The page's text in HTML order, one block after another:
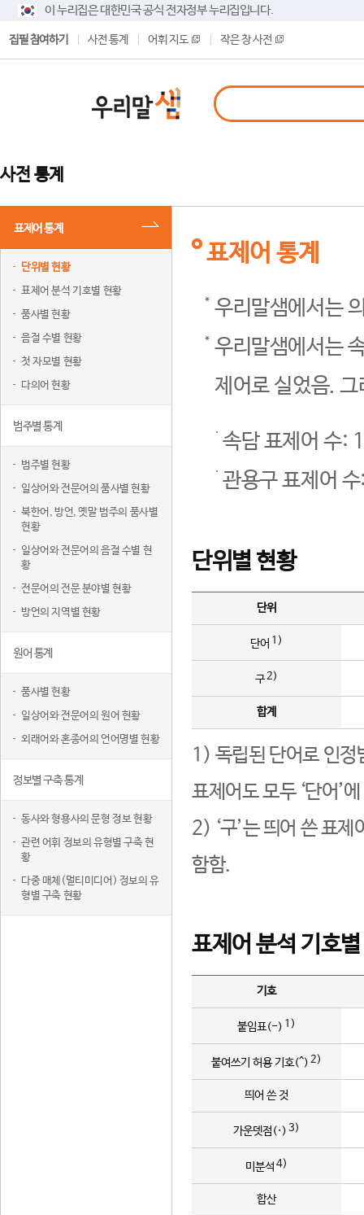
이 누리집은 대한민국 공식 전자정부 누리집입니다.
집필 참여하기 사전 통계 어휘 지도 작은 창 사전
사전 통계
표제어 통계
단위별 현황
표제어 분석 기호별 현황
품사별 현황
음절 수별 현황
첫 자모별 현황
다의어 현황
범주별 통계
범주별 현황
일상어와 전문어의 품사별 현황
북한어, 방언, 옛말 범주의 품사별
현황
일상어와 전문어의 음절 수별 현
황
전문어의 전문 분야별 현황
방언의 지역별 현황
원어 통계
품사별 현황
일상어와 전문어의 원어 현황
외래어와 혼종어의 언어명별 현황
정보별 구축 통계
동사와 형용사의 문형 정보 현황
관련 어휘 정보의 유형별 구축 현
황
다중 매체(멀티미디어) 정보의 유
형별 구축 현황
표제어 통계
우리말샘에서는
우리말샘에서는
제어로 실었음.
속담 표제어 수:
관용구 표제어
단위별 현황
단위
단어 1)
구2)
합계
1) 독립된 단어로 인정
표제어도 모두 ‘단어’
2) ‘구’는 띄어 쓴 표
함함.
표제어 분석 기호
기호
붙임표(-) 1)
붙여쓰기 허용 기호(^) 2)
띄어 쓴 것
가운뎃점(·) 3)
미분석 4)
합산